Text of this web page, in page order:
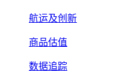
航运及创新
商品估值
数据追踪